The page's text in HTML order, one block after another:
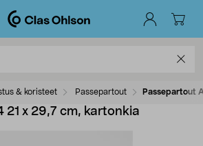
& koristeet Passepartout Passepartout
21 x 29,7 cm, kartonkia